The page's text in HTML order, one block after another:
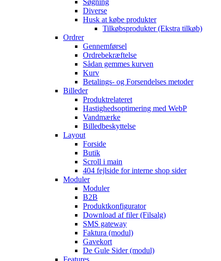
Diverse
Husk at købe produkter
Tilkøbsprodukter (Ekstra tilkøb)
Ordrer
Gennemførsel
Ordrebekræftelse
Sådan gemmes kurven
Kurv
Betalings- og Forsendelses metoder
Billeder
Produktrelateret
Hastighedsoptimering med WebP
Vandmærke
Billedbeskyttelse
Layout
Forside
Butik
Scroll i main
404 fejlside for interne shop sider
Moduler
Moduler
B2B
Produktkonfigurator
Download af filer (Filsalg)
SMS gateway
Faktura (modul)
Gavekort
De Gule Sider (modul)
Features